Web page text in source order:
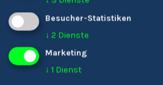
Besucher-Statistiken
↓ 2 Dienste
Marketing
↓ 1 Dienst